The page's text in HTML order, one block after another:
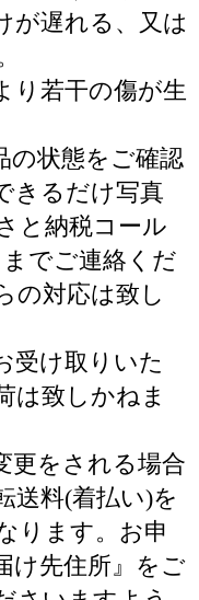
が遅れる、又は
り若干の傷が生
の状態をご確認
きるだけ写真
と納税コール
までご連絡くだ
の対応は致し
受け取りいた
は致しかねま
更をされる場合
送料(着払い)を
ります。お申
け先住所』をご